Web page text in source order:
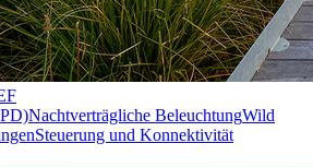
Nachtverträgliche BeleuchtungWild
Steuerung und Konnektivität